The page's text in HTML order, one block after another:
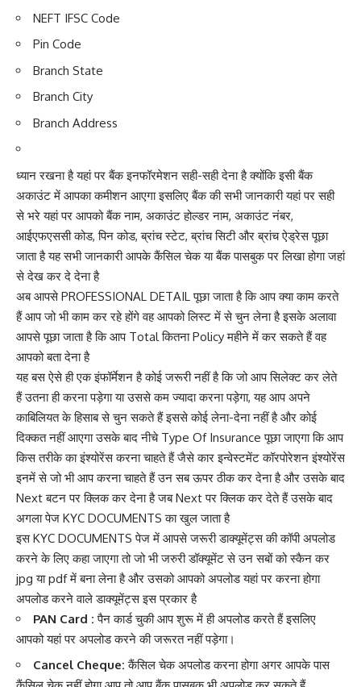
NEFT IFSC Code
Pin Code
Branch State
Branch City
Branch Address
ध्यान रखना है यहां पर बैंक इनफॉरमेशन सही-सही देना है क्योंकि इसी बैंक
अकाउंट में आपका कमीशन आएगा इसलिए बैंक की सभी जानकारी यहां पर सही
से भरे यहां पर आपको बैंक नाम, अकाउंट होल्डर नाम, अकाउंट नंबर,
आईएफएससी कोड, पिन कोड, ब्रांच स्टेट, ब्रांच सिटी और ब्रांच ऐड्रेस पूछा
जाता है यह सभी जानकारी आपके कैंसिल चेक या बैंक पासबुक पर लिखा होगा जहां
से देख कर दे देना है
अब आपसे PROFESSIONAL DETAIL पूछा जाता है कि आप क्या काम करते
हैं आप जो भी काम कर रहे होंगे वह आपको लिस्ट में से चुन लेना है इसके अलावा
आपसे पूछा जाता है कि आप Total कितना Policy महीने में कर सकते हैं वह
आपको बता देना है
यह बस ऐसे ही एक इंफॉर्मेशन है कोई जरूरी नहीं है कि जो आप सिलेक्ट कर लेते
हैं उतना ही करना पड़ेगा या उससे कम ज्यादा करना पड़ेगा, यह आप अपने
काबिलियत के हिसाब से चुन सकते हैं इससे कोई लेना-देना नहीं है और कोई
दिक्कत नहीं आएगा उसके बाद नीचे Type Of Insurance पूछा जाएगा कि आप
किस तरीके का इंश्योरेंस करना चाहते हैं जैसे कार इन्वेस्टमेंट कॉरपोरेशन इंश्योरेंस
इनमें से जो भी आप करना चाहते हैं उन सब ऊपर ठीक कर देना है और उसके बाद
Next बटन पर क्लिक कर देना है जब Next पर क्लिक कर देते हैं उसके बाद
अगला पेज KYC DOCUMENTS का खुल जाता है
इस KYC DOCUMENTS पेज में आपसे जरूरी डाक्यूमेंट्स की कॉपी अपलोड
करने के लिए कहा जाएगा तो जो भी जरुरी डॉक्यूमेंट से उन सबों को स्कैन कर
jpg या pdf में बना लेना है और उसको आपको अपलोड यहां पर करना होगा
अपलोड करने वाले डाक्यूमेंट्स इस प्रकार है
PAN Card : पैन कार्ड चुकी आप शुरू में ही अपलोड करते हैं इसलिए
आपको यहां पर अपलोड करने की जरूरत नहीं पड़ेगा।
Cancel Cheque:कैंसिल चेक अपलोड करना होगा अगर आपके पास